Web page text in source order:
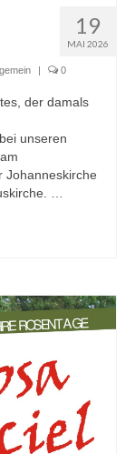
19
MAI 2026
| 0
der damals
unseren
Johanneskirche
…